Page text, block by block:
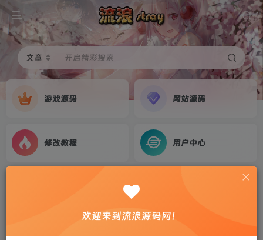
文章 开启精彩搜索
游戏源码 网站源码
修改教程 用户中心
元素飞剑版免授权修复版服务端+双端+教程
欢迎来到流浪源码网！